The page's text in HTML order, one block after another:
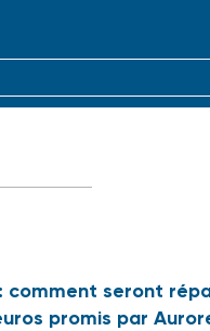
comment seront
promis par